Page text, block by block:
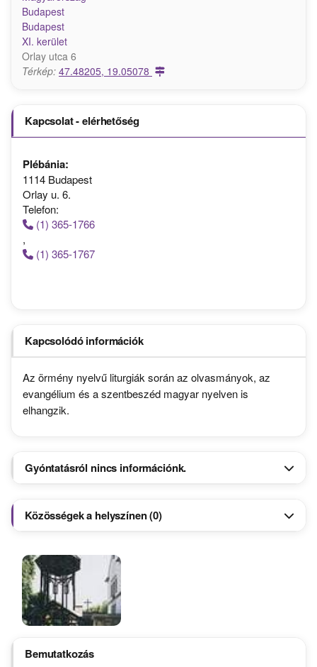
Budapest
Budapest
XI. kerület
Orlay utca 6
Térkép: 47.48205, 19.05078
Kapcsolat - elérhetőség
Plébánia:
1114 Budapest
Orlay u. 6.
Telefon:
(1) 365-1766
,
(1) 365-1767
Kapcsolódó információk
Az örmény nyelvű liturgiák során az olvasmányok, az
evangélium és a szentbeszéd magyar nyelven is
elhangzik.
Gyóntatásról nincs információnk.
Közösségek a helyszínen (0)
Bemutatkozás